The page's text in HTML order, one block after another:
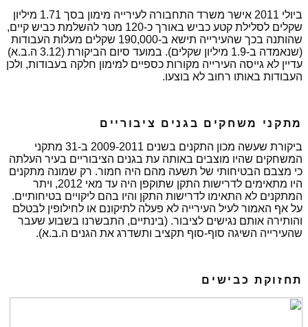
ביולי 2011 אישר משרד התחבורה לעירייה מימון בסך 1.71 מיליון
שקלים לסלילת קטע כביש באורך כ-120 מטר להשלמת כביש קיים,
שהותנה בכך שהעירייה תישא ב-190,000 שקלים מעלות העבודות
(שנאמדה ב-1.9 מיליון שקלים). במועד סיום הביקורת (3.12 ה.ב.א)
עדיין לא גייסה העירייה מקורות כספיים למימון חלקה בעבודות, ולכן
העבודות באותו רחוב לא בוצעו.
מתקני משחקים בגנים ציבוריים
ביקורת שעשה מכון התקנים בשנים 2009-2011 ב-31 מתקני
המשחקים שהיו מוצבים באותה עת בגנים הציבוריים בעיר העלתה
כי מצבם הבטיחותי של תשעה מהם היה חמור. רק שמונה מתקנים
היו מתאימים לדרישות התקן שתוקפן היה עד מאי 2012, ויתר
המתקנים לא התאימו לדרישות התקן והיו בהם ליקויים בטיחותיים.
על אף האמור לעיל העירייה לא פעלה לתיקונם או לחילופין לבטלם
והותירה אותם נגישים לציבור. (בינתיים, התבשרנו בשבוע שעבר
שהעירייה השיגה סוף-סוף תקציב ותשדרג את הגנים ה.ב.א).
תחזוקת כבישים